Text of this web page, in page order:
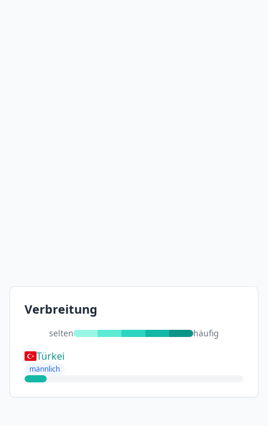
Verbreitung
selten häufig
Türkei
männlich